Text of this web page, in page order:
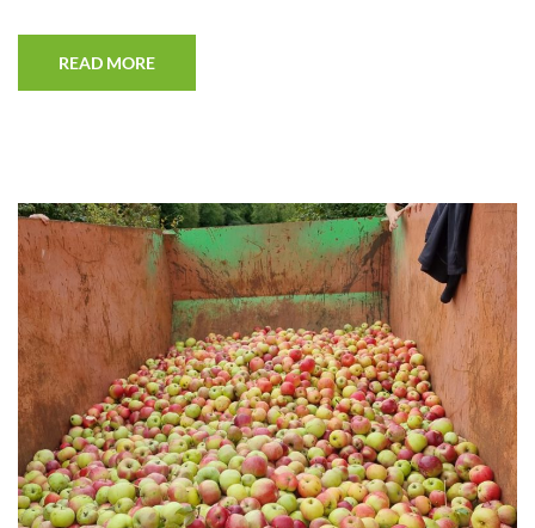
READ MORE